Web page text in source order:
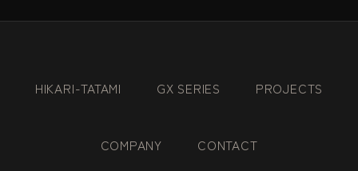
HIKARI-TATAMI GX SERIES PROJECTS
COMPANY CONTACT